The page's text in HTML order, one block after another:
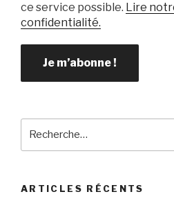
ce service possible. Lire
confidentialité.
ARTICLES RÉCENTS